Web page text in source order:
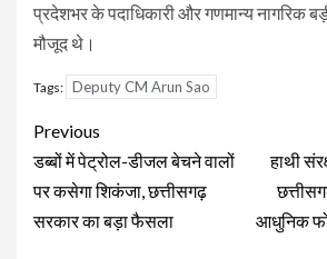
प्रदेशभर के पदाधिकारी और गणमान्य नागरिक
मौजूद थे।
Tags: Deputy CM Arun Sao
Continue
Reading
Previous
डब्बों में पेट्रोल-डीजल बेचने वालों
पर कसेगा शिकंजा, छत्तीसगढ़
सरकार का बड़ा फैसला
हाथी
आधुनिक